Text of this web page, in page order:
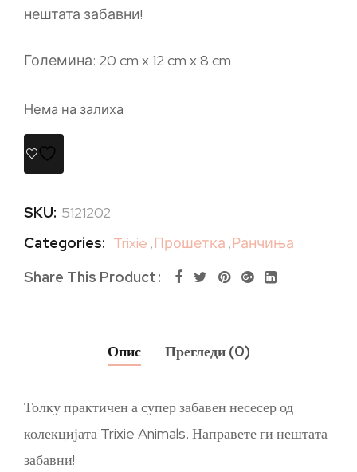
нештата забавни!
Големина: 20 cm x 12 cm x 8 cm
Нема на залиха
SKU: 5121202
Categories: Trixie ,Прошетка ,Ранчиња
Share This Product
Опис Прегледи (0)
Толку практичен а супер забавен несесер од
колекцијата Trixie Animals. Направете ги нештата
забавни!